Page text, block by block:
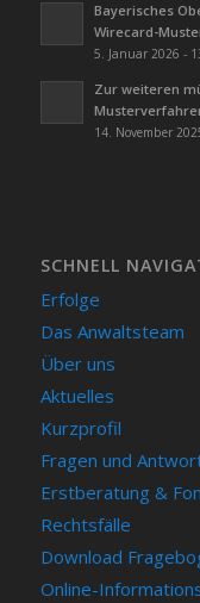
Bayerisches
Wirecard-
5. Januar 2026 -
Zur weiteren
14. November
SCHNELL
Erfolge
Das Anwaltsteam
Über uns
Aktuelles
Kurzprofil
Fragen und
Erstberatung &
Rechtsfälle
Download
Online-